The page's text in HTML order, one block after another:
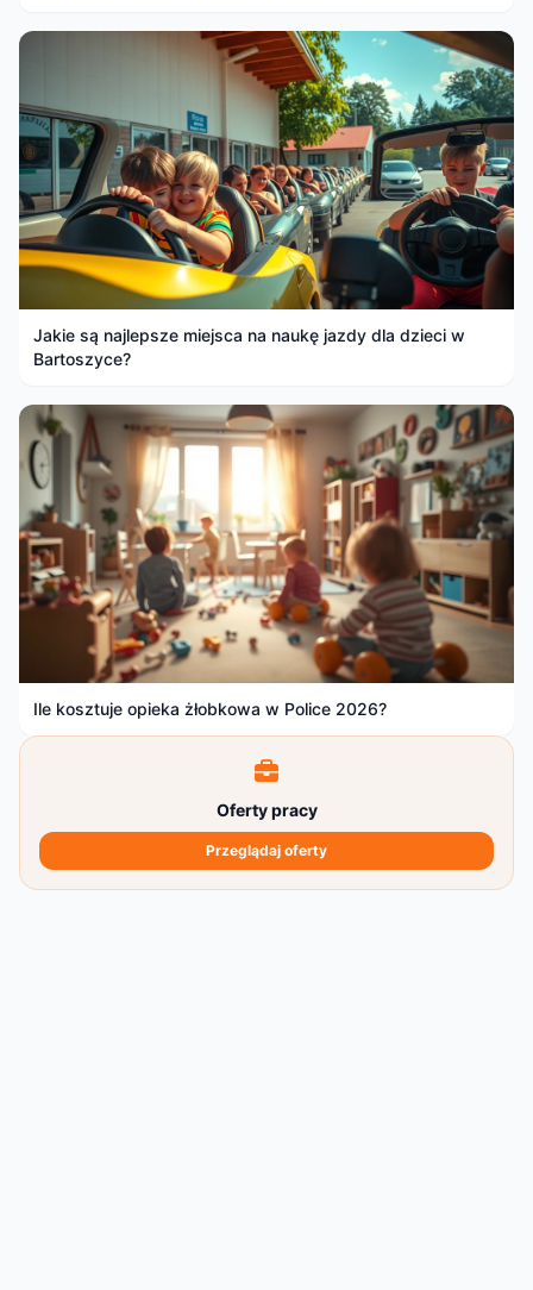
Jakie są najlepsze miejsca na naukę jazdy dla dzieci w
Bartoszyce?
Ile kosztuje opieka żłobkowa w Police 2026?
Oferty pracy
Przeglądaj oferty